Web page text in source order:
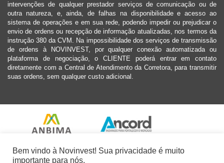
intervenções de qualquer prestador serviços de comunicação ou de
outra natureza, e, ainda, de falhas na disponibilidade e acesso ao
sistema de operações e em sua rede, podendo impedir ou prejudicar o
envio de ordens ou recepção de informação atualizadas, nos termos da
instrução 380 da CVM. Na impossibilidade dos serviços de transmissão
de ordens à NOVINVEST, por qualquer conexão automatizada ou
plataforma de negociação, o CLIENTE poderá entrar em contato
diretamente com a Central de Atendimento da Corretora, para transmitir
suas ordens, sem qualquer custo adicional.
Bem vindo à Novinvest! Sua privacidade é muito
importante para nós.